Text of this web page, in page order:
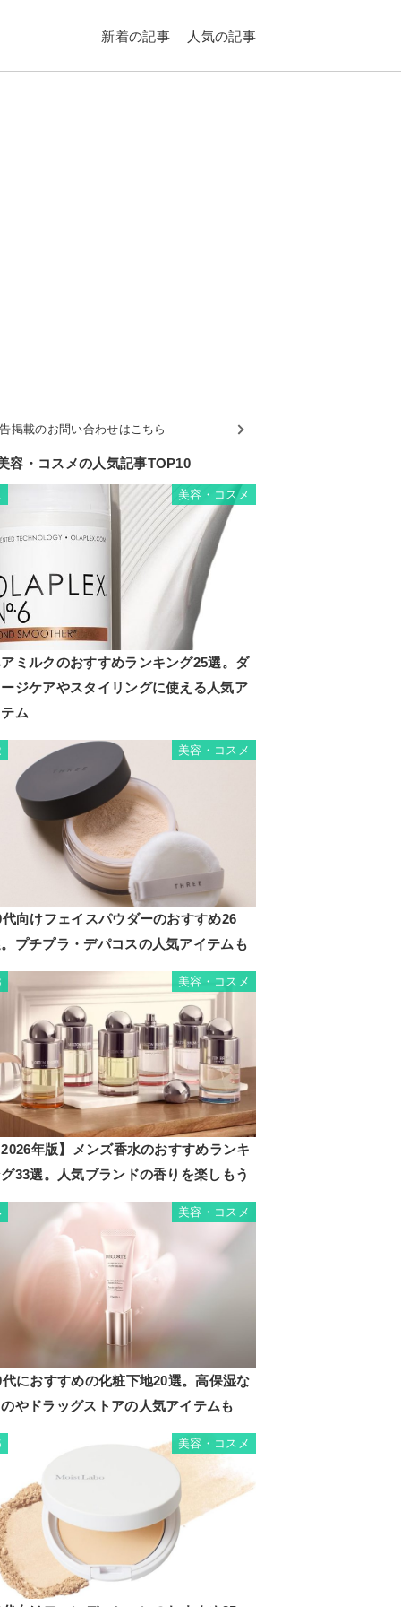
新着の記事 人気の記事
掲載のお問い合わせはこちら
容・コスメの人気記事TOP10
美容・コスメ
ミルクのおすすめランキング25選。ダ
ジケアやスタイリングに使える人気ア
ム
美容・コスメ
代向けフェイスパウダーのおすすめ26
プチプラ・デパコスの人気アイテムも
美容・コスメ
年版】メンズ香水のおすすめランキ
33選。人気ブランドの香りを楽しもう
美容・コスメ
代におすすめの化粧下地20選。高保湿な
やドラッグストアの人気アイテムも
美容・コスメ